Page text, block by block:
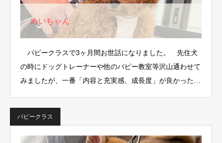
めいちゃん
パピークラスで3ヶ月間お世話になりました。 先住犬
の時にドッグトレーナーや他のパピー教室等沢山通わせて
みましたが、一番「内容と充実感、成長度」が良かった
パピークラス